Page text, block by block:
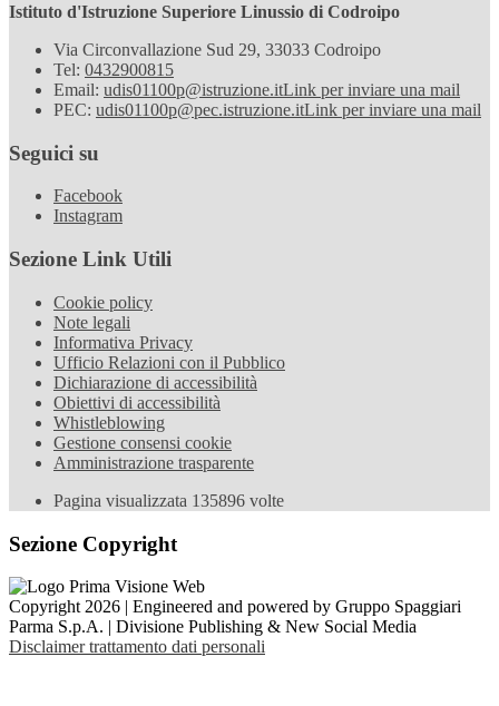
Istituto d'Istruzione Superiore Linussio di Codroipo
Via Circonvallazione Sud 29, 33033 Codroipo
Tel: 0432900815
Email: udis01100p@istruzione.itLink per inviare una mail
PEC: udis01100p@pec.istruzione.itLink per inviare una mail
Seguici su
Facebook
Instagram
Sezione Link Utili
Cookie policy
Note legali
Informativa Privacy
Ufficio Relazioni con il Pubblico
Dichiarazione di accessibilità
Obiettivi di accessibilità
Whistleblowing
Gestione consensi cookie
Amministrazione trasparente
Pagina visualizzata 135896 volte
Sezione Copyright
Copyright 2026 | Engineered and powered by Gruppo Spaggiari
Parma S.p.A. | Divisione Publishing & New Social Media
Disclaimer trattamento dati personali